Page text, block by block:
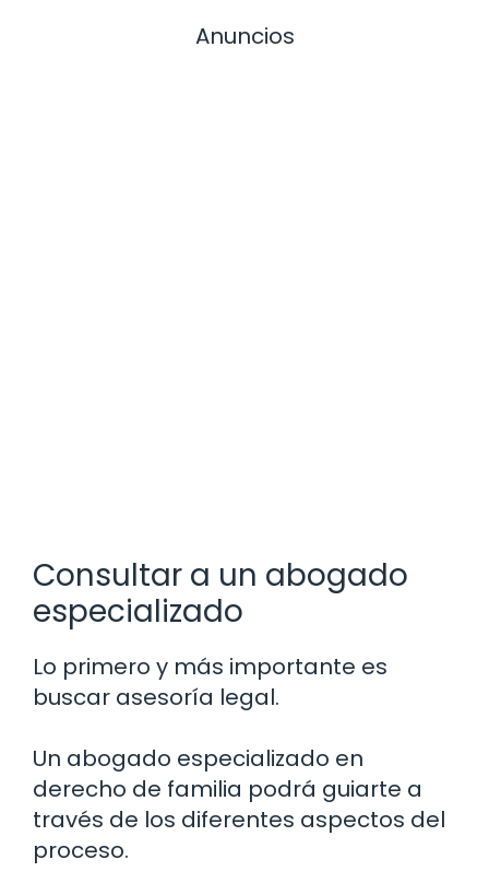
Anuncios
Consultar a un abogado
especializado
Lo primero y más importante es
buscar asesoría legal.
Un abogado especializado en
derecho de familia podrá guiarte a
través de los diferentes aspectos del
proceso.